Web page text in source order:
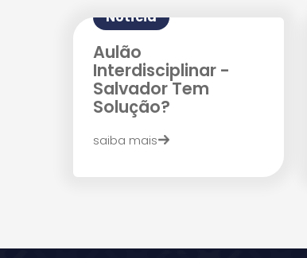
Notícia
Aulão
Interdisciplinar -
Salvador Tem
Solução?
saiba mais